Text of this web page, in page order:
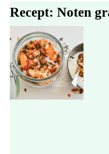
Recept: Noten